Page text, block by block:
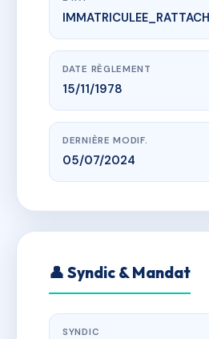
www.vme.plus/
LE FLORE B
16 avenue de l'ursuya, 64100
DATE RÈGLEMENT
15/11/1978
DERNIÈRE MODIF.
05/07/2024
👤 Syndic & Mandat
SYNDIC